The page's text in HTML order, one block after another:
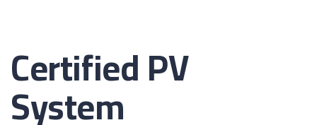
Certified PV
System